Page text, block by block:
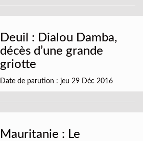
Deuil : Dialou Damba,
décès d’une grande
griotte
Date de parution : jeu 29 Déc 2016
Mauritanie : Le